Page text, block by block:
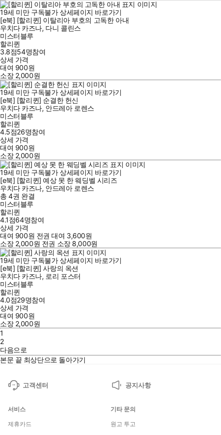
19세 미만 구독불가 상세페이지 바로가기
[e북] [할리퀸] 이탈리아 부호의 고독한 아내
우치다 카즈나, 다니 콜린스
미스터블루
할리퀸
3.8점54명참여
상세 가격
대여 900원
소장 2,000원
19세 미만 구독불가 상세페이지 바로가기
[e북] [할리퀸] 순결한 헌신
우치다 카즈나, 안드레아 로렌스
미스터블루
할리퀸
4.5점26명참여
상세 가격
대여 900원
소장 2,000원
19세 미만 구독불가 상세페이지 바로가기
[e북] [할리퀸] 예상 못 한 웨딩벨 시리즈
우치다 카즈나, 안드레아 로렌스
총 4권 완결
미스터블루
할리퀸
4.1점64명참여
상세 가격
대여 900원 전권 대여 3,600원
소장 2,000원 전권 소장 8,000원
19세 미만 구독불가 상세페이지 바로가기
[e북] [할리퀸] 사랑의 옥션
우치다 카즈나, 로리 포스터
미스터블루
할리퀸
4.0점29명참여
상세 가격
대여 900원
소장 2,000원
1
2
다음으로
본문 끝 최상단으로 돌아가기
고객센터 공지사항
서비스
제휴카드
기타 문의
원고 투고